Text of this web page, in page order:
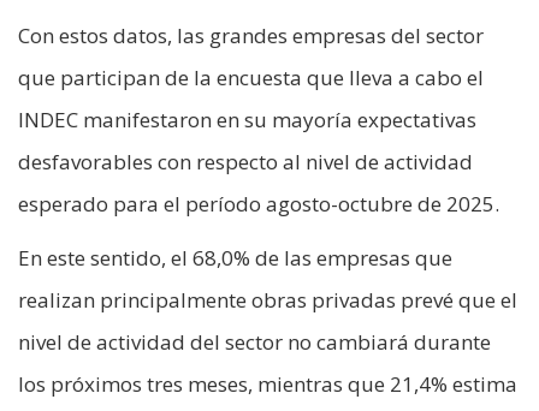
Con estos datos, las grandes empresas del sector
que participan de la encuesta que lleva a cabo el
INDEC manifestaron en su mayoría expectativas
desfavorables con respecto al nivel de actividad
esperado para el período agosto-octubre de 2025.
En este sentido, el 68,0% de las empresas que
realizan principalmente obras privadas prevé que el
nivel de actividad del sector no cambiará durante
los próximos tres meses, mientras que 21,4% estima